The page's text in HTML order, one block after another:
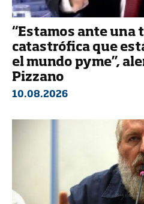
“Estamos ante una
catastrófica que
el mundo pyme”,
Pizzano
10.08.2026